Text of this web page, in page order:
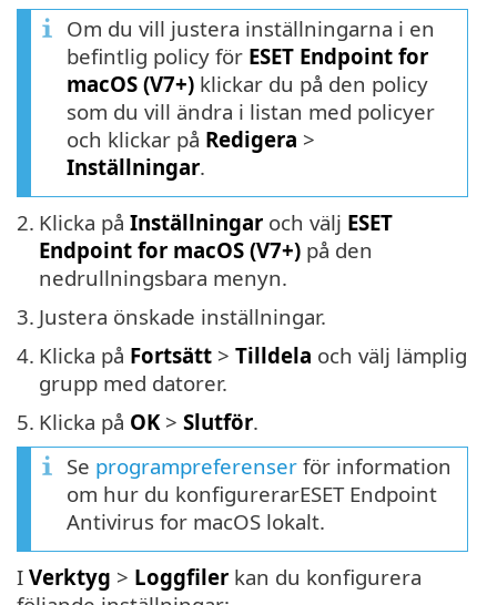
Om du vill justera inställningarna i en
befintlig policy för ESET Endpoint for
macOS (V7+) klickar du på den policy
som du vill ändra i listan med policyer
och klickar på Redigera >
Inställningar.
2. Klicka på Inställningar och välj ESET
Endpoint for macOS (V7+) på den
nedrullningsbara menyn.
3. Justera önskade inställningar.
4. Klicka på Fortsätt > Tilldela och välj lämplig
grupp med datorer.
5. Klicka på OK> Slutför.
Se programpreferenser för information
om hur du konfigurerarESET Endpoint
Antivirus for macOS lokalt.
I Verktyg > Loggfiler kan du konfigurera